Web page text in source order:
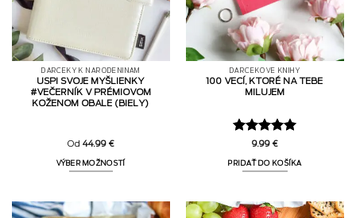
DARČEKY K NARODENINÁM
USPI SVOJE MYŠLIENKY
#VEČERNÍK V PRÉMIOVOM
KOŽENOM OBALE (BIELY)
Od 44.99 €
VÝBER MOŽNOSTÍ
DARČEKOVÉ KNIHY
100 VECÍ, KTORÉ NA TEBE
MILUJEM
Hodnotenie
z 5
9.99 €
PRIDAŤ DO KOŠÍKA